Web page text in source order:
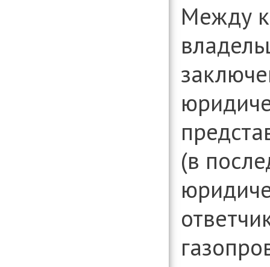
Между
(в